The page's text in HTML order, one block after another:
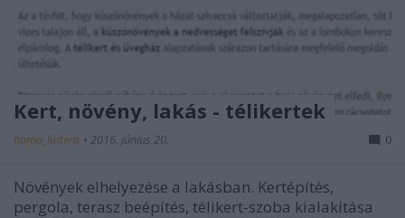
Kert, növény, lakás - télikertek
homo_ludens • 2016. június 20. 0
Növények elhelyezése a lakásban. Kertépítés,
pergola, terasz beépítés, télikert-szoba kialakítása